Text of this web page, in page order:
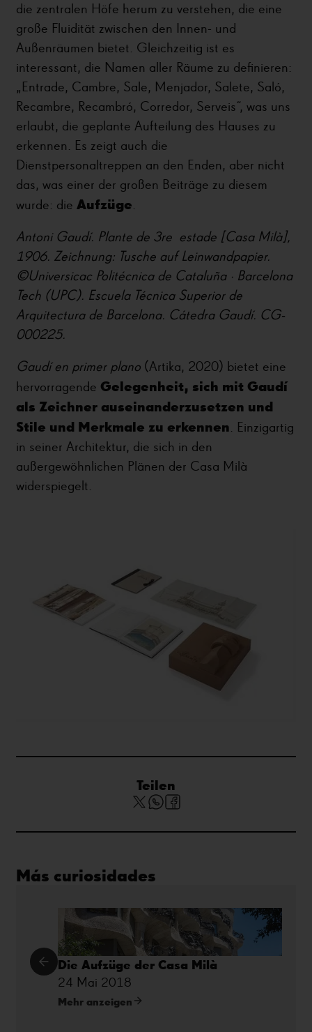
die zentralen Höfe herum zu verstehen, die eine
große Fluidität zwischen den Innen- und
Außenräumen bietet. Gleichzeitig ist es
interessant, die Namen aller Räume zu definieren:
„Entrade, Cambre, Sale, Menjador, Salete, Saló,
Recambre, Recambró, Corredor, Serveis“, was uns
erlaubt, die geplante Aufteilung des Hauses zu
erkennen. Es zeigt auch die
Dienstpersonaltreppen an den Enden, aber nicht
das, was einer der großen Beiträge zu diesem
wurde: die Aufzüge.
Antoni Gaudí. Plante de 3re estade [Casa Milà],
1906. Zeichnung: Tusche auf Leinwandpapier.
©Universicac Politécnica de Cataluña · Barcelona
Tech (UPC). Escuela Técnica Superior de
Arquitectura de Barcelona. Cátedra Gaudí. CG-
000225.
Gaudí en primer plano (Artika, 2020) bietet eine
hervorragende Gelegenheit, sich mit Gaudí
als Zeichner auseinanderzusetzen und
Stile und Merkmale zu erkennen. Einzigartig
in seiner Architektur, die sich in den
außergewöhnlichen Plänen der Casa Milà
widerspiegelt.
Teilen
Más curiosidades
Die Aufzüge der Casa Milà
24 Mai 2018
Mehr anzeigen